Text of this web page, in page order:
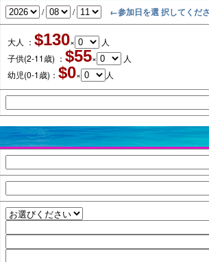
/ / ←参加日を選 択してくだ
大人 ： $130×
人
子供(2-11歳) ： $55×
人
幼児(0-1歳)： $0× 人